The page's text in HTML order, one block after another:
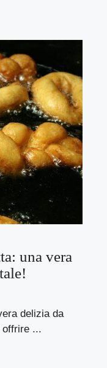
una vera
delizia da
offrire ...